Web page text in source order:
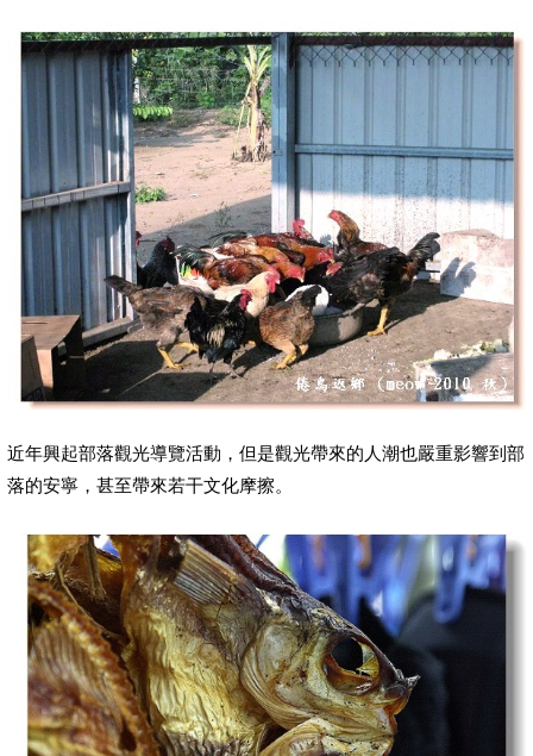
近年興起部落觀光導覽活動，但是觀光帶來的人潮也嚴重影響到部
落的安寧，甚至帶來若干文化摩擦。